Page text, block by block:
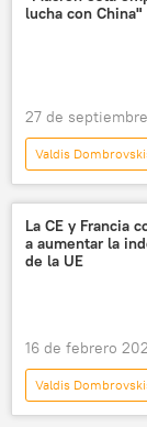
OTAN
independencia
Open Society
Parlamento
José Manuel
🌍 Europa
lucha con China"
27 de
Valdis
Emmanuel Macron
Europa (satélite)
La CE y Francia
a aumentar la
de la UE
16 de febrero
Valdis
📈 Mercados y